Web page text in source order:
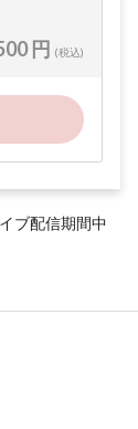
円 (税込)
ブ配信期間中